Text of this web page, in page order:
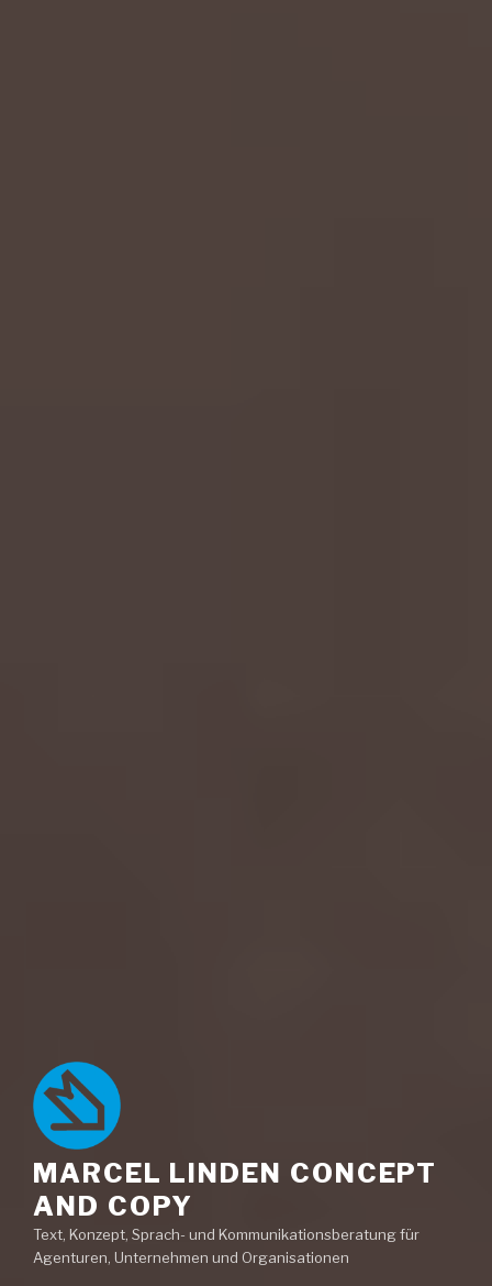
MARCEL LINDEN CONCEPT
AND COPY
Text, Konzept, Sprach- und Kommunikationsberatung für
Agenturen, Unternehmen und Organisationen